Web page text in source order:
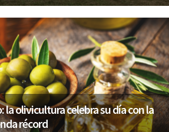
la olivicultura celebra su día con la
récord